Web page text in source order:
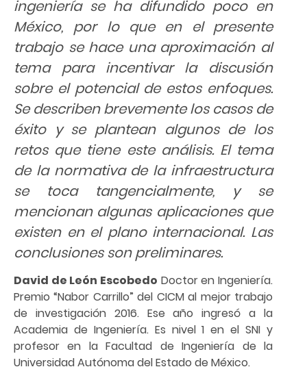
ingeniería se ha difundido poco en
México, por lo que en el presente
trabajo se hace una aproximación al
tema para incentivar la discusión
sobre el potencial de estos enfoques.
Se describen brevemente los casos de
éxito y se plantean algunos de los
retos que tiene este análisis. El tema
de la normativa de la infraestructura
se toca tangencialmente, y se
mencionan algunas aplicaciones que
existen en el plano internacional. Las
conclusiones son preliminares.
David de León Escobedo Doctor en Ingeniería.
Premio “Nabor Carrillo” del CICM al mejor trabajo
de investigación 2016. Ese año ingresó a la
Academia de Ingeniería. Es nivel 1 en el SNI y
profesor en la Facultad de Ingeniería de la
Universidad Autónoma del Estado de México.